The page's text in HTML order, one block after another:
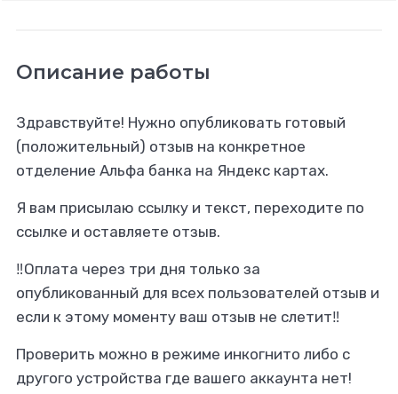
Описание работы
Здравствуйте! Нужно опубликовать готовый
(положительный) отзыв на конкретное
отделение Альфа банка на Яндекс картах.
Я вам присылаю ссылку и текст, переходите по
ссылке и оставляете отзыв.
‼️Оплата через три дня только за
опубликованный для всех пользователей отзыв и
если к этому моменту ваш отзыв не слетит‼️
Проверить можно в режиме инкогнито либо с
другого устройства где вашего аккаунта нет!